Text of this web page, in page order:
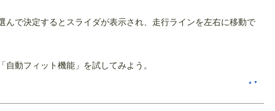
で決定するとスライダが表示され、走行ラインを左右に移動で
動フィット機能」を試してみよう。
▲ ▼